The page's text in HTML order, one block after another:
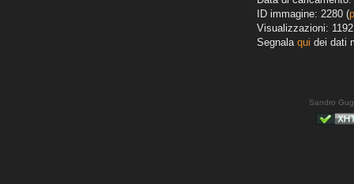
ID immagine: 2280 (
Visualizzazioni: 1192
Segnala qui dei dati
Sandro